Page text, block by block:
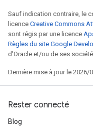
Sauf indication contraire, le
licence Creative Commons
sont régis par une licence
Règles du site Google
d'Oracle et/ou de ses
Dernière mise à jour le 2026/
Rester connecté
Blog